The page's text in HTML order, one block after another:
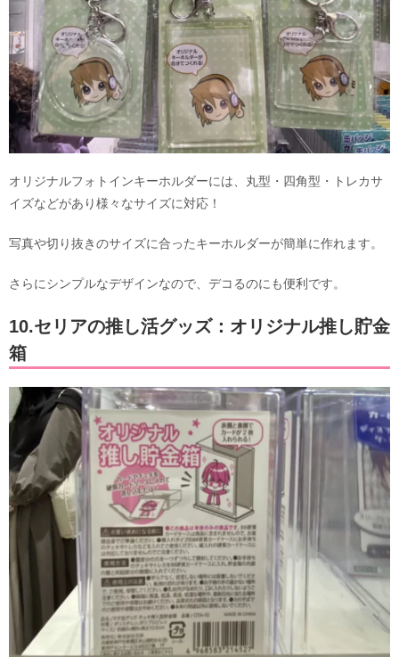
オリジナルフォトインキーホルダーには、丸型・四角型・トレカサ
イズなどがあり様々なサイズに対応！
写真や切り抜きのサイズに合ったキーホルダーが簡単に作れます。
さらにシンプルなデザインなので、デコるのにも便利です。
10.セリアの推し活グッズ：オリジナル推し貯金
箱